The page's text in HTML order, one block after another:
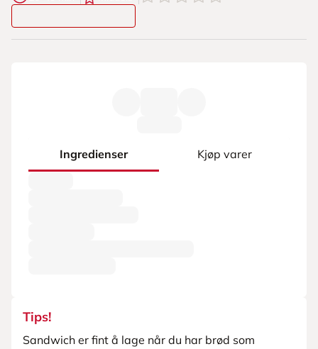
Ingredienser Kjøp varer
Tips!
Sandwich er fint å lage når du har brød som